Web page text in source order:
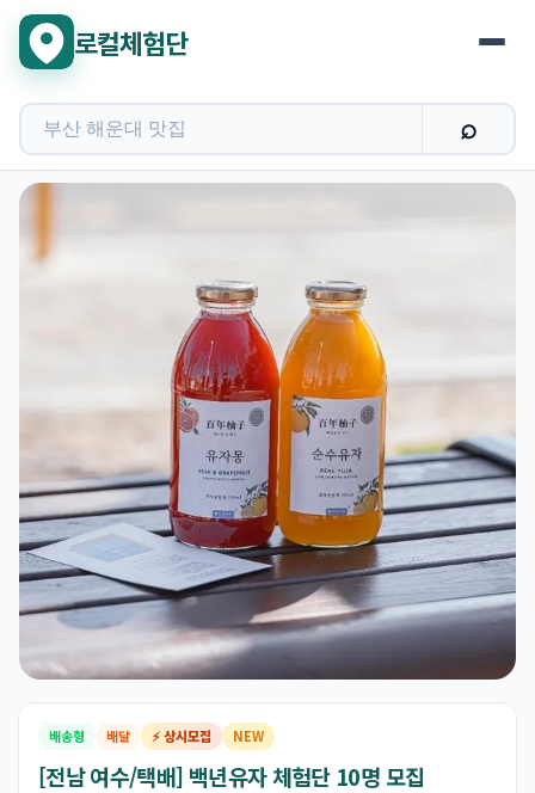
로컬체험단
배송형 배달 ⚡ 상시모집 NEW
[전남 여수/택배] 백년유자 체험단 10명 모집